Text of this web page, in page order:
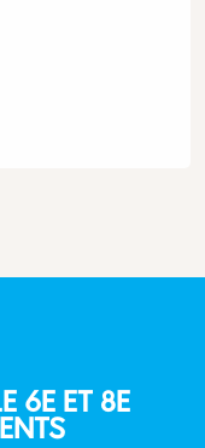
6E ET 8E